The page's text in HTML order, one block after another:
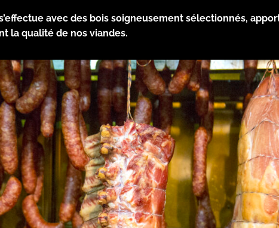
avec des bois soigneusement sélectionnés,
la qualité de nos viandes.